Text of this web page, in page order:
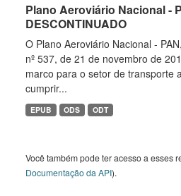
Plano Aeroviário Nacional -
DESCONTINUADO
O Plano Aeroviário Nacional -
nº 537, de 21 de novembro de
marco para o setor de transporte
cumprir...
EPUB ODS ODT
Você também pode ter acesso a esses
Documentação da API).